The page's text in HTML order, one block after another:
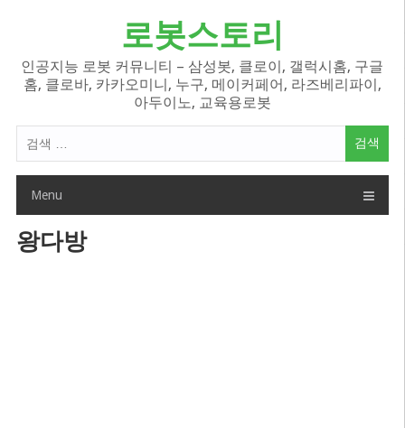
로봇스토리
인공지능 로봇 커뮤니티 – 삼성봇, 클로이, 갤럭시홈, 구글
홈, 클로바, 카카오미니, 누구, 메이커페어, 라즈베리파이,
아두이노, 교육용로봇
색
Menu
왕다방